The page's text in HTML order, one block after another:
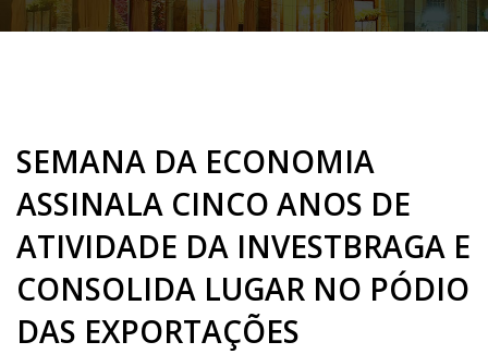
SEMANA DA ECONOMIA
ASSINALA CINCO ANOS DE
ATIVIDADE DA INVESTBRAGA E
CONSOLIDA LUGAR NO PÓDIO
DAS EXPORTAÇÕES